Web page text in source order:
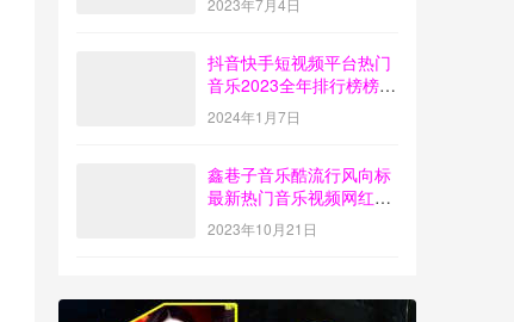
2023年7月4日
抖音快手短视频平台热门
音乐2023全年排行榜榜单
歌曲打包下载【4G】
2024年1月7日
鑫巷子音乐酷流行风向标
最新热门音乐视频网红歌
曲打包下载【第55期】
2023年10月21日